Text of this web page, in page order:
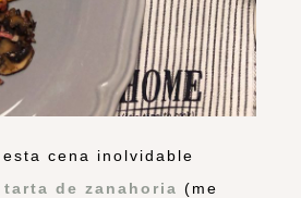
cena inolvidable
tarta de zanahoria (me